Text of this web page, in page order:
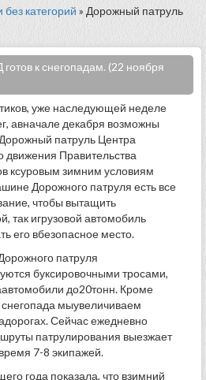
без категорий » Дорожный патруль
к снегопадам. (22 ноября
уже наследующей неделе
авначале декабря возможны
патруль Центра
движения Правительства
ксуровым зимним условиям
Дорожного патруля есть все
чтобы вытащить
так игрузовой автомобиль
его вбезопасное место.
патруля
буксировочными тросами,
до20тонн. Кроме
снегопада мыувеличиваем
Сейчас ежедневно
патрулирования выезжает
7-8 экипажей.
года показала, что взимний